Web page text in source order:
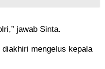
jawab Sinta.
diakhiri mengelus kepala